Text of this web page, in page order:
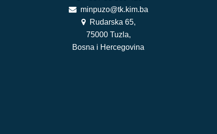
minpuzo@tk.kim.ba
Rudarska 65,
75000 Tuzla,
Bosna i Hercegovina